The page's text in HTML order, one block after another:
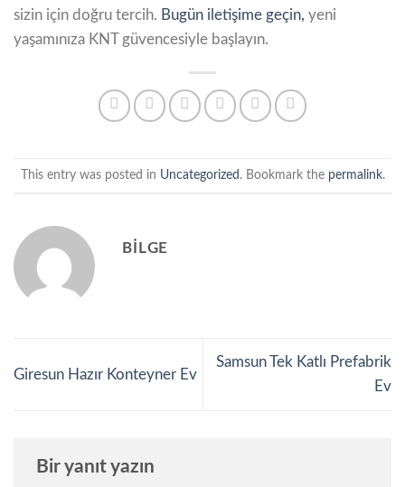
sizin için doğru tercih. Bugün iletişime geçin, yeni
yaşamınıza KNT güvencesiyle başlayın.
This entry was posted in Uncategorized . Bookmark the permalink.
BILGE
Giresun Hazır Konteyner Ev
Samsun Tek Katlı Prefabrik
Ev
Bir yanıt yazın